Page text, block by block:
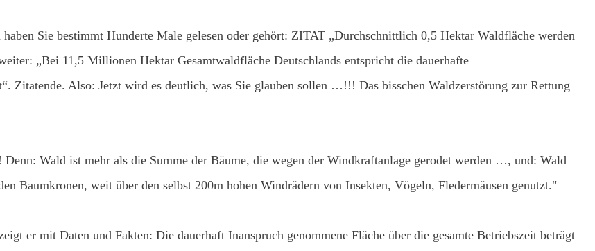
Sie bestimmt Hunderte Male gelesen oder gehört: ZITAT „Durchschnittlich 0,5 Hektar Waldfläche werden
„Bei 11,5 Millionen Hektar Gesamtwaldfläche Deutschlands entspricht die dauerhafte
Zitatende. Also: Jetzt wird es deutlich, was Sie glauben sollen …!!! Das bisschen Waldzerstörung zur Rettung
Wald ist mehr als die Summe der Bäume, die wegen der Windkraftanlage gerodet werden …, und: Wald
Baumkronen, weit über den selbst 200m hohen Windrädern von Insekten, Vögeln, Fledermäusen genutzt."
er mit Daten und Fakten: Die dauerhaft Inanspruch genommene Fläche über die gesamte Betriebszeit beträgt